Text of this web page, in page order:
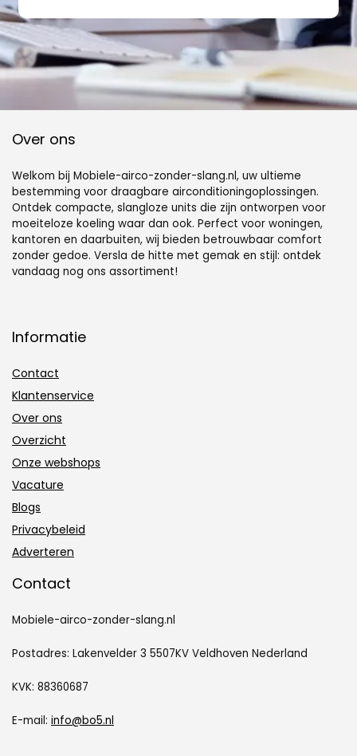
Over ons
Welkom bij Mobiele-airco-zonder-slang.nl, uw ultieme
bestemming voor draagbare airconditioningoplossingen.
Ontdek compacte, slangloze units die zijn ontworpen voor
moeiteloze koeling waar dan ook. Perfect voor woningen,
kantoren en daarbuiten, wij bieden betrouwbaar comfort
zonder gedoe. Versla de hitte met gemak en stijl: ontdek
vandaag nog ons assortiment!
Informatie
Contact
Klantenservice
Over ons
Overzicht
Onze webshops
Vacature
Blogs
Privacybeleid
Adverteren
Contact
Mobiele-airco-zonder-slang.nl
Postadres: Lakenvelder 3 5507KV Veldhoven Nederland
KVK: 88360687
E-mail: info@bo5.nl